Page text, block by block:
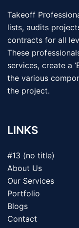
Takeoff
lists, audits
contracts for all
These
services, create a
the various
the project.
LINKS
#13 (no title)
About Us
Our Services
Portfolio
Blogs
Contact